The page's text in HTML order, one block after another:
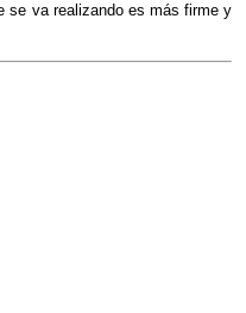
se va realizando es más firme y